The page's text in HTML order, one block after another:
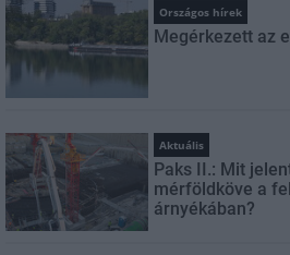
Országos hírek
Megérkezett az
Aktuális
Paks II.: Mit
mérföldköve a
árnyékában?